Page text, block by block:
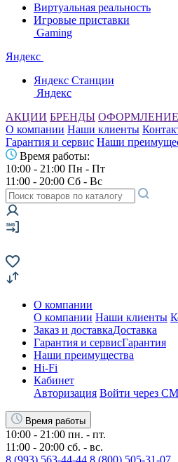
Виртуальная реальность
Игровые приставки
Gaming
Яндекс
Яндекс Станции
Яндекс
АКЦИИ БРЕНДЫ ОФОРМЛЕНИЕ
О компании Наши клиенты
Гарантия и сервис Наши
Время работы:
10:00 - 21:00 Пн - Пт
11:00 - 20:00 Сб - Вс
О компании
О компании Наши клиенты
Заказ и доставкаДоставка
Гарантия и сервисГарантия
Наши преимущества
Hi-Fi
Кабинет
Авторизация Войти через
Время работы
10:00 - 21:00 пн. - пт.
11:00 - 20:00 сб. - вс.
8 (993) 563-44-44 8 (800) 505-31-07